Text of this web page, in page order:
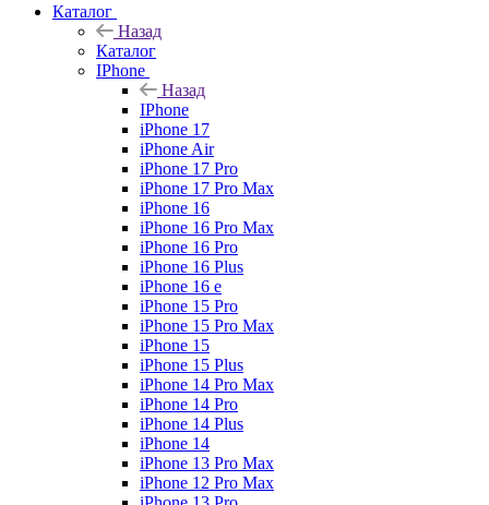
Каталог
Назад
Каталог
IPhone
Назад
IPhone
iPhone 17
iPhone Air
iPhone 17 Pro
iPhone 17 Pro Max
iPhone 16
iPhone 16 Pro Max
iPhone 16 Pro
iPhone 16 Plus
iPhone 16 e
iPhone 15 Pro
iPhone 15 Pro Max
iPhone 15
iPhone 15 Plus
iPhone 14 Pro Max
iPhone 14 Pro
iPhone 14 Plus
iPhone 14
iPhone 13 Pro Max
iPhone 12 Pro Max